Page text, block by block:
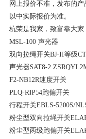
网上报价不准，发布的
以中实际报价为准。
杭荣是我家，致富靠大
MSL-100 声光器
双向拉绳开关BJ-II等级
声光器SAT8-2
F2-NB12R速度开关
PLQ-RIP54跑偏开关
行程开关EBLS-5200S/
粉尘型双向拉绳开关
粉尘型两级跑偏开关